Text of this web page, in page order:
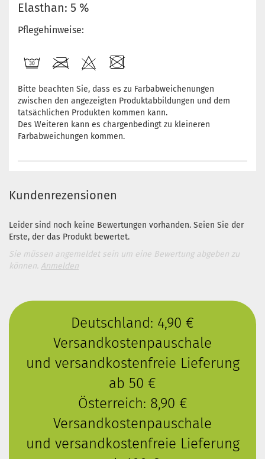
Elasthan: 5 %
Pflegehinweise:
Bitte beachten Sie, dass es zu Farbabweichenungen
zwischen den angezeigten Produktabbildungen und dem
tatsächlichen Produkten kommen kann.
Des Weiteren kann es chargenbedingt zu kleineren
Farbabweichungen kommen.
Kundenrezensionen
Leider sind noch keine Bewertungen vorhanden. Seien Sie der
Erste, der das Produkt bewertet.
Sie müssen angemeldet sein um eine Bewertung abgeben zu
können. Anmelden
Deutschland: 4,90 €
Versandkostenpauschale
und versandkostenfreie Lieferung
ab 50 €
Österreich: 8,90 €
Versandkostenpauschale
und versandkostenfreie Lieferung